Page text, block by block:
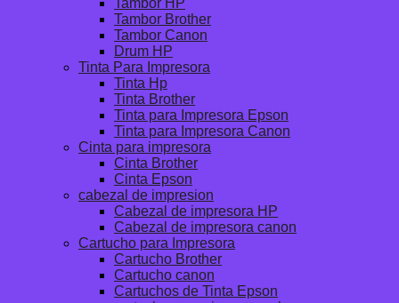
Tambor HP
Tambor Brother
Tambor Canon
Drum HP
Tinta Para Impresora
Tinta Hp
Tinta Brother
Tinta para Impresora Epson
Tinta para Impresora Canon
Cinta para impresora
Cinta Brother
Cinta Epson
cabezal de impresion
Cabezal de impresora HP
Cabezal de impresora canon
Cartucho para Impresora
Cartucho Brother
Cartucho canon
Cartuchos de Tinta Epson